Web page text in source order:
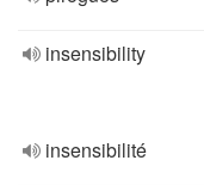
insensibility
insensibilité